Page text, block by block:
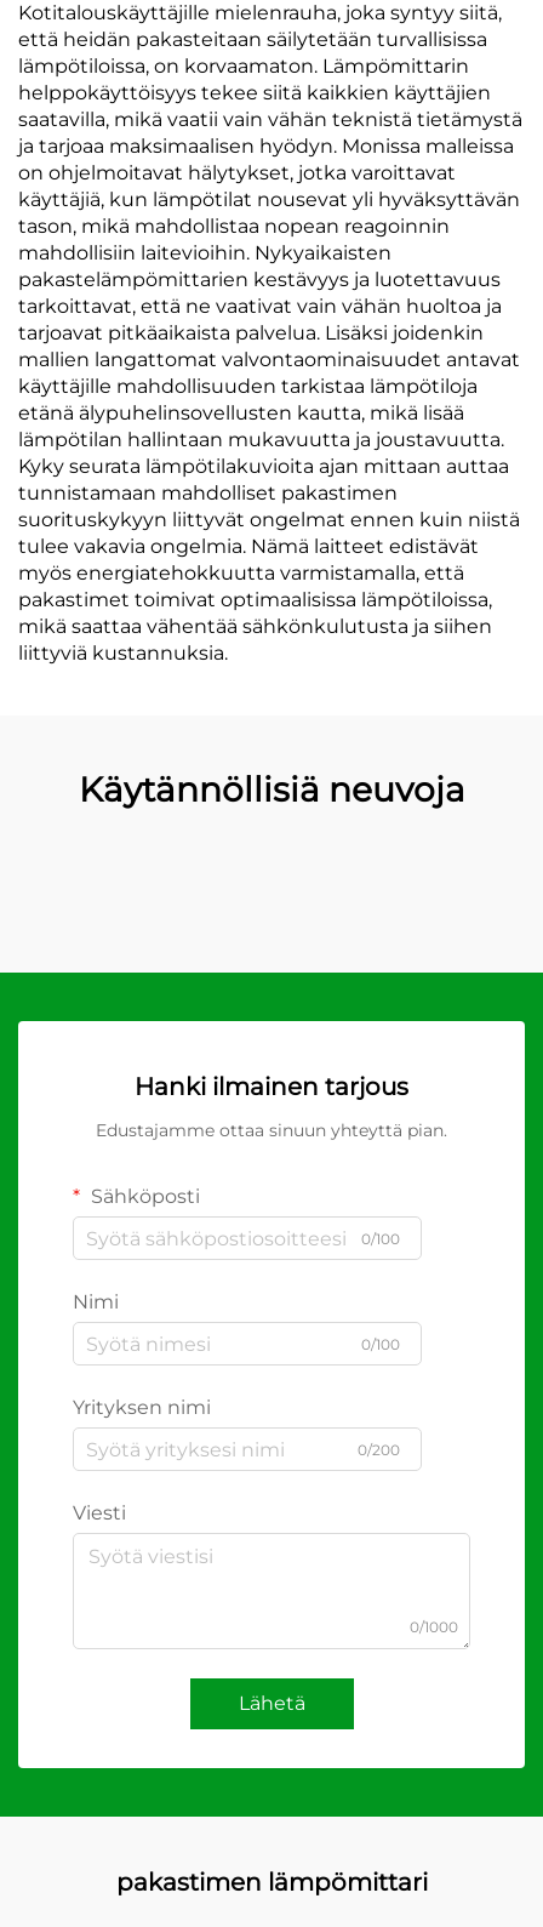
Kotitalouskäyttäjille mielenrauha, joka syntyy siitä,
että heidän pakasteitaan säilytetään turvallisissa
lämpötiloissa, on korvaamaton. Lämpömittarin
helppokäyttöisyys tekee siitä kaikkien käyttäjien
saatavilla, mikä vaatii vain vähän teknistä tietämystä
ja tarjoaa maksimaalisen hyödyn. Monissa malleissa
on ohjelmoitavat hälytykset, jotka varoittavat
käyttäjiä, kun lämpötilat nousevat yli hyväksyttävän
tason, mikä mahdollistaa nopean reagoinnin
mahdollisiin laitevioihin. Nykyaikaisten
pakastelämpömittarien kestävyys ja luotettavuus
tarkoittavat, että ne vaativat vain vähän huoltoa ja
tarjoavat pitkäaikaista palvelua. Lisäksi joidenkin
mallien langattomat valvontaominaisuudet antavat
käyttäjille mahdollisuuden tarkistaa lämpötiloja
etänä älypuhelinsovellusten kautta, mikä lisää
lämpötilan hallintaan mukavuutta ja joustavuutta.
Kyky seurata lämpötilakuvioita ajan mittaan auttaa
tunnistamaan mahdolliset pakastimen
suorituskykyyn liittyvät ongelmat ennen kuin niistä
tulee vakavia ongelmia. Nämä laitteet edistävät
myös energiatehokkuutta varmistamalla, että
pakastimet toimivat optimaalisissa lämpötiloissa,
mikä saattaa vähentää sähkönkulutusta ja siihen
liittyviä kustannuksia.
Käytännöllisiä neuvoja
Hanki ilmainen tarjous
Edustajamme ottaa sinuun yhteyttä pian.
Sähköposti
0/100
Nimi
0/100
Yrityksen nimi
0/200
Viesti
0/1000
Lähetä
pakastimen lämpömittari